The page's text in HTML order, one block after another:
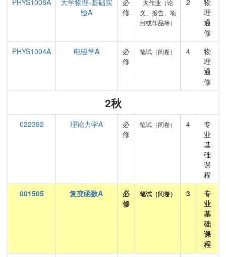
PHYS1008A
大学物理-基础实
验A
必
修
大作业（论
文、报告、项
目或作品等）
2
物
理
通
修
PHYS1004A
电磁学A
必
修
笔试（闭卷） 4
物
理
通
修
2秋
022392 理论力学A
必
修
笔试（闭卷） 4
专
业
基
础
课
程
001505
复变函数A
必
修
笔试（闭卷） 3
专
业
基
础
课
程